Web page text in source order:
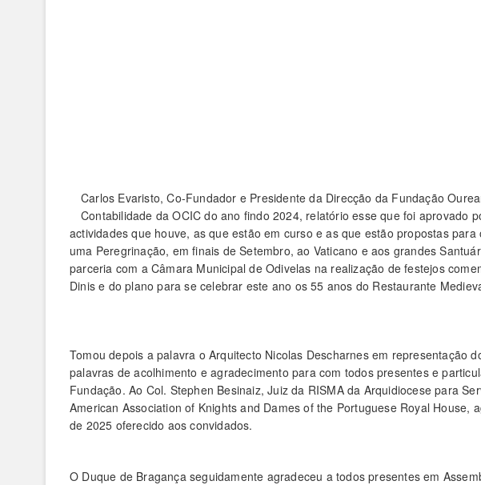
Carlos Evaristo, Co-Fundador e Presidente da Direcção da Fundação
Contabilidade da OCIC do ano findo 2024, relatório esse que foi aprovado
actividades que houve, as que estão em curso e as que estão propostas
uma Peregrinação, em finais de Setembro, ao Vaticano e aos grandes
parceria com a Câmara Municipal de Odivelas na realização de festejos
Dinis e do plano para se celebrar este ano os 55 anos do Restaurante
Tomou depois a palavra o Arquitecto Nicolas Descharnes em representação
palavras de acolhimento e agradecimento para com todos presentes e
Fundação. Ao Col. Stephen Besinaiz, Juiz da RISMA da Arquidiocese para
American Association of Knights and Dames of the Portuguese Royal House,
de 2025 oferecido aos convidados.
O Duque de Bragança seguidamente agradeceu a todos presentes em